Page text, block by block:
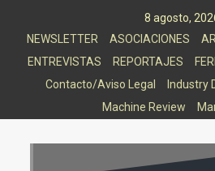
8 agosto,
NEWSLETTER
ASOCIACIONES
ENTREVISTAS
REPORTAJES
Contacto/Aviso Legal
Industry
Machine Review